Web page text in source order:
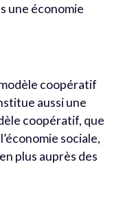
une économie
coopératif
aussi une
coopératif, que
sociale,
plus auprès des